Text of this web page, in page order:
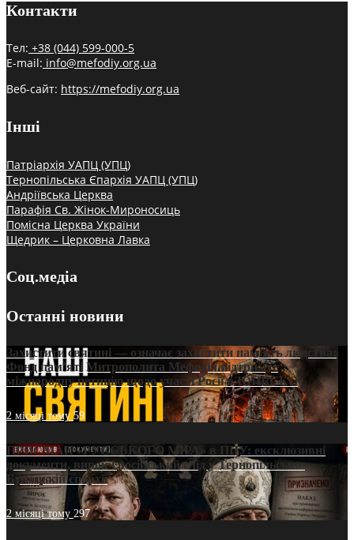
Контакти
Тел: +38 (044) 599-000-5
E-mail: info@mefodiy.org.ua
Веб-сайт: https://mefodiy.org.ua
Інші
Патріархія УАПЦ (УПЦ)
Тернопільська Єпархія УАПЦ (УПЦ)
Андріївська Церква
Парафія Св. Жінок-Мироносиць
Помісна Церква України
Щедрик – Церковна Лавка
Соц.медіа
Останні новини
Захистити святині — означає захистити пам’ять людства:
Фонд пам’яті Митрополита Мефодія підтримує
міжнародну петицію щодо участі Росії в ЮНЕСКО
2 місяці тому59
ПРИСМАК «РУССЬКОГО МІРА» в ПЦУ: ексклюзивні
документи, вирок і російський слід у Тернопільсько-
Бучацькій єпархії
2 місяці тому 297